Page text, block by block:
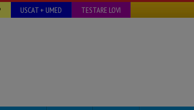
USCAT + UMED TESTARE LOVI